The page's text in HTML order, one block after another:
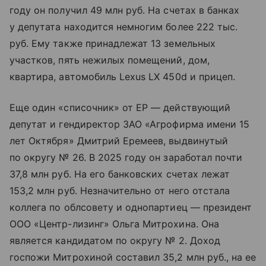
году он получил 49 млн руб. На счетах в банках
у депутата находится немногим более 222 тыс.
руб. Ему также принадлежат 13 земельных
участков, пять нежилых помещений, дом,
квартира, автомобиль Lexus LX 450d и прицеп.
Еще один «списочник» от ЕР — действующий
депутат и гендиректор ЗАО «Агрофирма имени 15
лет Октября» Дмитрий Еремеев, выдвинутый
по округу № 26. В 2025 году он заработал почти
37,8 млн руб. На его банковских счетах лежат
153,2 млн руб. Незначительно от него отстала
коллега по облсовету и однопартиец — президент
ООО «Центр-лизинг» Ольга Митрохина. Она
является кандидатом по округу № 2. Доход
госпожи Митрохиной составил 35,2 млн руб., на ее